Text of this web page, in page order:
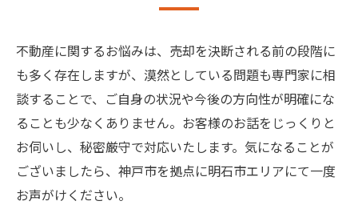
不動産に関するお悩みは、売却を決断される前の段階に
も多く存在しますが、漠然としている問題も専門家に相
談することで、ご自身の状況や今後の方向性が明確にな
ることも少なくありません。お客様のお話をじっくりと
お伺いし、秘密厳守で対応いたします。気になることが
ございましたら、神戸市を拠点に明石市エリアにて一度
お声がけください。